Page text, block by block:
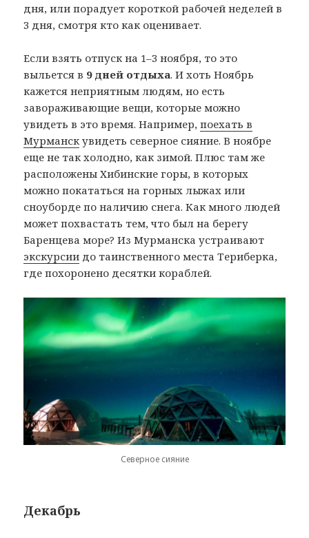
дня, или порадует короткой рабочей неделей в
3 дня, смотря кто как оценивает.
Если взять отпуск на 1–3 ноября, то это
выльется в 9 дней отдыха. И хоть Ноябрь
кажется неприятным людям, но есть
завораживающие вещи, которые можно
увидеть в это время. Например,поехать в
Мурманск увидеть северное сияние. В ноябре
еще не так холодно, как зимой. Плюс там же
расположены Хибинские горы, в которых
можно покататься на горных лыжах или
сноуборде по наличию снега. Как много людей
может похвастать тем, что был на берегу
Баренцева море? Из Мурманска устраивают
экскурсии до таинственного места Териберка,
где похоронено десятки кораблей.
Северное сияние
Декабрь